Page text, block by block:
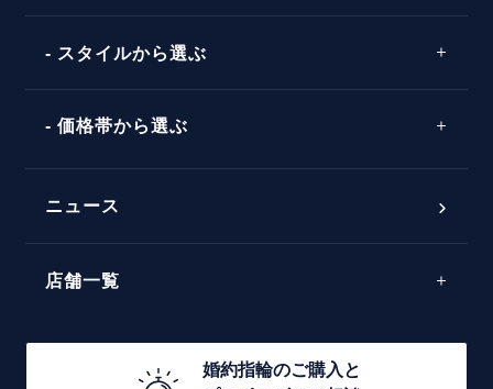
言葉
コンビネーション
ソリテール
ラインメレ
スタイルから選ぶ
シンプル
モード
エレガント
価格帯から選ぶ
30万円台～
20万円台～
ニュース
店舗一覧
婚約指輪のご購入と